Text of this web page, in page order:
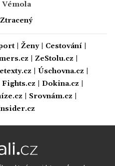
| Ženy| Cestování|
ZeStolu.cz
Úschovna.cz
Fights.cz Dokina.cz
Srovnám.cz